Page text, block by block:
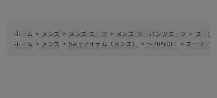
ホーム > メンズ > メンズ スーツ > メンズ ツーパンツスーツ > スーツ
ホーム > メンズ > SALEアイテム（メンズ） > ～20%OFF > スーツ／